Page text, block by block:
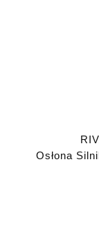
Osłona